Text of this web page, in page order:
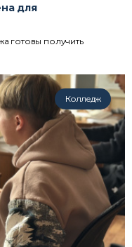
для
готовы получить
Колледж